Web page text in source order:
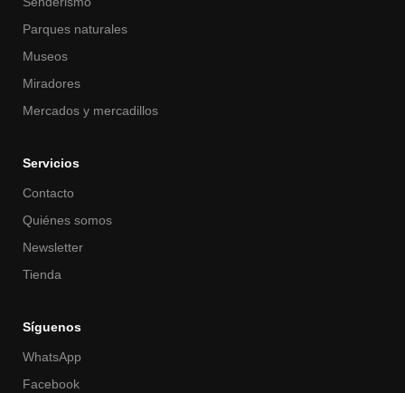
Parques naturales
Museos
Miradores
Mercados y mercadillos
Servicios
Contacto
Quiénes somos
Newsletter
Tienda
Síguenos
WhatsApp
Facebook